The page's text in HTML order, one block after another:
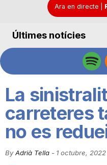
d
C
Ara en directe
Últimes notícies
La
carreteres
no es
By Adrià Tella - 1 octubre, 2022